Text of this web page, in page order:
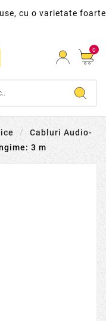
cu o varietate foarte
0
Cabluri Audio-
3 m